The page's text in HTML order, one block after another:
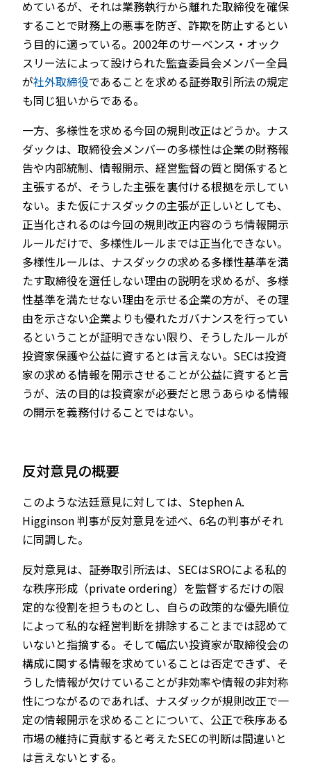
めているが、それは業務執行から離れた取締役を確保
することで財務上の悪事を防ぎ、詐欺を防止するとい
う目的に適っている。2002年のサーベンス・オック
スリー法によって設けられた監査委員会メンバー全員
が社外取締役であることを求める証券取引所法の規定
も同じ狙いからである。
一方、多様性を求める今回の規則改正はどうか。ナス
ダックは、取締役会メンバーの多様性は企業の財務報
告や内部統制、情報開示、経営監督の質と関係すると
主張するが、そうした主張を裏付ける根拠を示してい
ない。また仮にナスダックの主張が正しいとしても、
正当化されるのは今回の規則改正内容のうち情報開示
ルールだけで、多様性ルールまでは正当化できない。
多様性ルールは、ナスダックの求める多様性基準を満
たす取締役を選任しない理由の説明を求めるが、多様
性基準を満たせない理由を示せる企業の方が、その理
由を示さない企業よりも優れたガバナンスを行ってい
るということが証明できない限り、そうしたルールが
投資家保護や公益に資するとは言えない。SECは投資
家の求める情報を開示させることが公益に資すると言
うが、法の目的は投資家が必要だと思うあらゆる情報
の開示を義務付けることではない。
反対意見の概要
このような法廷意見に対しては、Stephen A.
Higginson 判事が反対意見を述べ、6名の判事がそれ
に同調した。
反対意見は、証券取引所法は、SECはSROによる私的
な秩序形成（private ordering）を監督するだけの限
定的な役割を担うものとし、自らの政策的な優先順位
によって私的な経営判断を排除することまでは認めて
いないと指摘する。そして幅広い投資家が取締役会の
構成に関する情報を求めていることは否定できず、そ
うした情報が欠けていることが非効率や情報の非対称
性につながるのであれば、ナスダックが規則改正で一
定の情報開示を求めることについて、公正で秩序ある
市場の維持に貢献すると考えたSECの判断は間違いと
は言えないとする。